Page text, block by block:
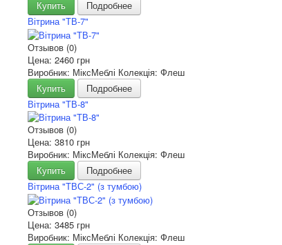
Купить
Подробнее
Вітрина "ТВ-7"
Отзывов (0)
Цена: 2460 грн
Виробник: МіксМеблі Колекція: Флеш
Купить
Подробнее
Вітрина "ТВ-8"
Отзывов (0)
Цена: 3810 грн
Виробник: МіксМеблі Колекція: Флеш
Купить
Подробнее
Вітрина "ТВС-2" (з тумбою)
Отзывов (0)
Цена: 3485 грн
Виробник: МіксМеблі Колекція: Флеш